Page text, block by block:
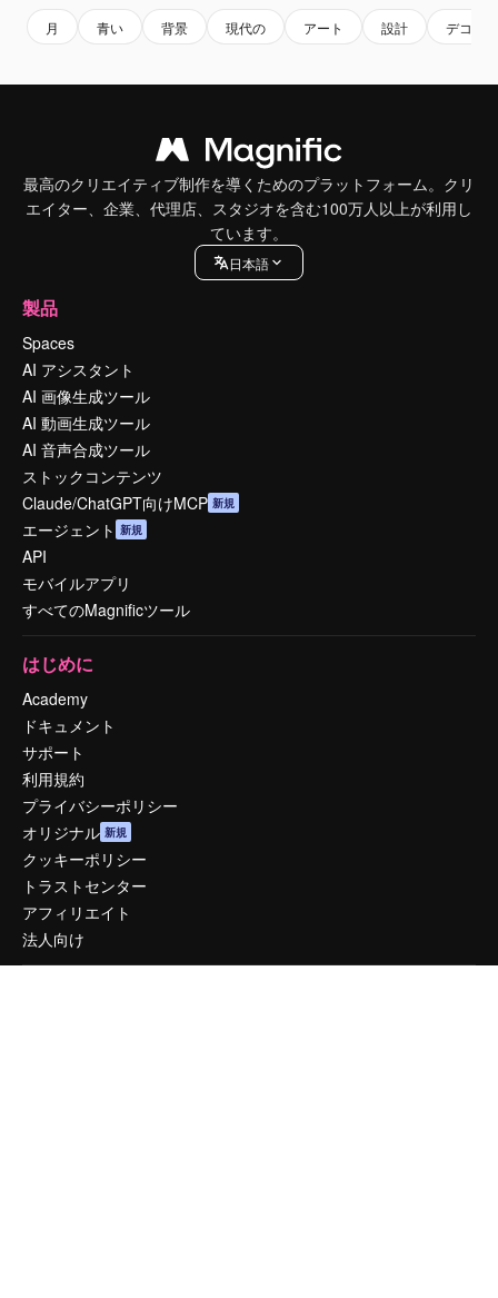
月 青い 背景 現代の アート 設計 デコレ
最高のクリエイティブ制作を導くためのプラットフォーム。クリ
エイター、企業、代理店、スタジオを含む100万人以上が利用し
ています。
日本語
製品
Spaces
AI アシスタント
AI 画像生成ツール
AI 動画生成ツール
AI 音声合成ツール
ストックコンテンツ
Claude/ChatGPT向けMCP 新規
エージェント 新規
API
モバイルアプリ
すべてのMagnificツール
はじめに
Academy
ドキュメント
サポート
利用規約
プライバシーポリシー
オリジナル 新規
クッキーポリシー
トラストセンター
アフィリエイト
法人向け